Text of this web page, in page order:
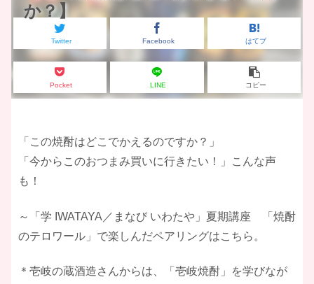
か？】
Twitter Facebook はてブ
Pocket LINE コピー
「この焼酎はどこでかえるのですか？」
「今からこのおつまみ買いに行きたい！」こんな声
も！
～「学 IWATAYA／まなび いわたや」夏期講座 「焼酎
のテロワール」で楽しんだペアリングはこちら。
＊壱岐の蔵酒造さんからは、「壱岐焼酎」を学びなが